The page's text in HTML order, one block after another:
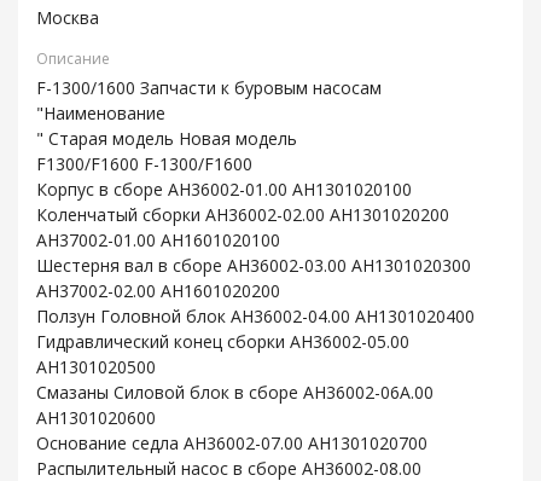
Москва
Описание
F-1300/1600 Запчасти к буровым насосам
"Наименование
" Старая модель Новая модель
F1300/F1600 F-1300/F1600
Корпус в сборе AH36002-01.00 AH1301020100
Коленчатый сборки AH36002-02.00 AH1301020200
AH37002-01.00 AH1601020100
Шестерня вал в сборе AH36002-03.00 AH1301020300
AH37002-02.00 AH1601020200
Ползун Головной блок AH36002-04.00 AH1301020400
Гидравлический конец сборки AH36002-05.00
AH1301020500
Смазаны Силовой блок в сборе AH36002-06A.00
AH1301020600
Основание седла AH36002-07.00 AH1301020700
Распылительный насос в сборе AH36002-08.00